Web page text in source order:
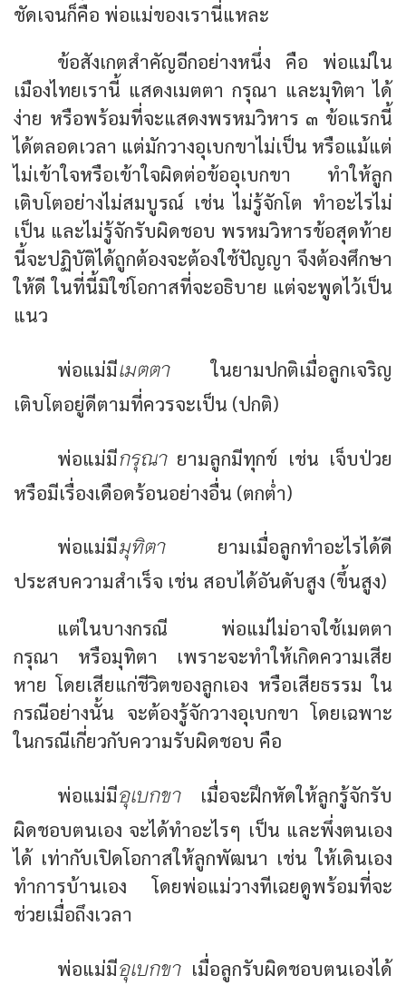
ชัดเจนก็คือ พ่อแม่ของเรานี่แหละ
ข้อสังเกตสำคัญอีกอย่างหนึ่ง คือ พ่อแม่ใน
เมืองไทยเรานี้ แสดงเมตตา กรุณา และมุทิตา ได้
ง่าย หรือพร้อมที่จะแสดงพรหมวิหาร ๓ ข้อแรกนี้
ได้ตลอดเวลา แต่มักวางอุเบกขาไม่เป็น หรือแม้แต่
ไม่เข้าใจหรือเข้าใจผิดต่อข้ออุเบกขา ทำให้ลูก
เติบโตอย่างไม่สมบูรณ์ เช่น ไม่รู้จักโต ทำอะไรไม่
เป็น และไม่รู้จักรับผิดชอบ พรหมวิหารข้อสุดท้าย
นี้จะปฏิบัติได้ถูกต้องจะต้องใช้ปัญญา จึงต้องศึกษา
ให้ดี ในที่นี้มิใช่โอกาสที่จะอธิบาย แต่จะพูดไว้เป็น
แนว
พ่อแม่มีเมตตาในยามปกติเมื่อลูกเจริญ
เติบโตอยู่ดีตามที่ควรจะเป็น (ปกติ)
พ่อแม่มีกรุณายามลูกมีทุกข์ เช่น เจ็บป่วย
หรือมีเรื่องเดือดร้อนอย่างอื่น (ตกต่ำ)
พ่อแม่มีมุทิตายามเมื่อลูกทำอะไรได้ดี
ประสบความสำเร็จ เช่น สอบได้อันดับสูง (ขึ้นสูง)
แต่ในบางกรณี พ่อแม่ไม่อาจใช้เมตตา
กรุณา หรือมุทิตา เพราะจะทำให้เกิดความเสีย
หาย โดยเสียแก่ชีวิตของลูกเอง หรือเสียธรรม ใน
กรณีอย่างนั้น จะต้องรู้จักวางอุเบกขา โดยเฉพาะ
ในกรณีเกี่ยวกับความรับผิดชอบ คือ
พ่อแม่มีอุเบกขาเมื่อจะฝึกหัดให้ลูกรู้จักรับ
ผิดชอบตนเอง จะได้ทำอะไรๆ เป็น และพึ่งตนเอง
ได้ เท่ากับเปิดโอกาสให้ลูกพัฒนา เช่น ให้เดินเอง
ทำการบ้านเอง โดยพ่อแม่วางทีเฉยดูพร้อมที่จะ
ช่วยเมื่อถึงเวลา
พ่อแม่มีอุเบกขาเมื่อลูกรับผิดชอบตนเองได้